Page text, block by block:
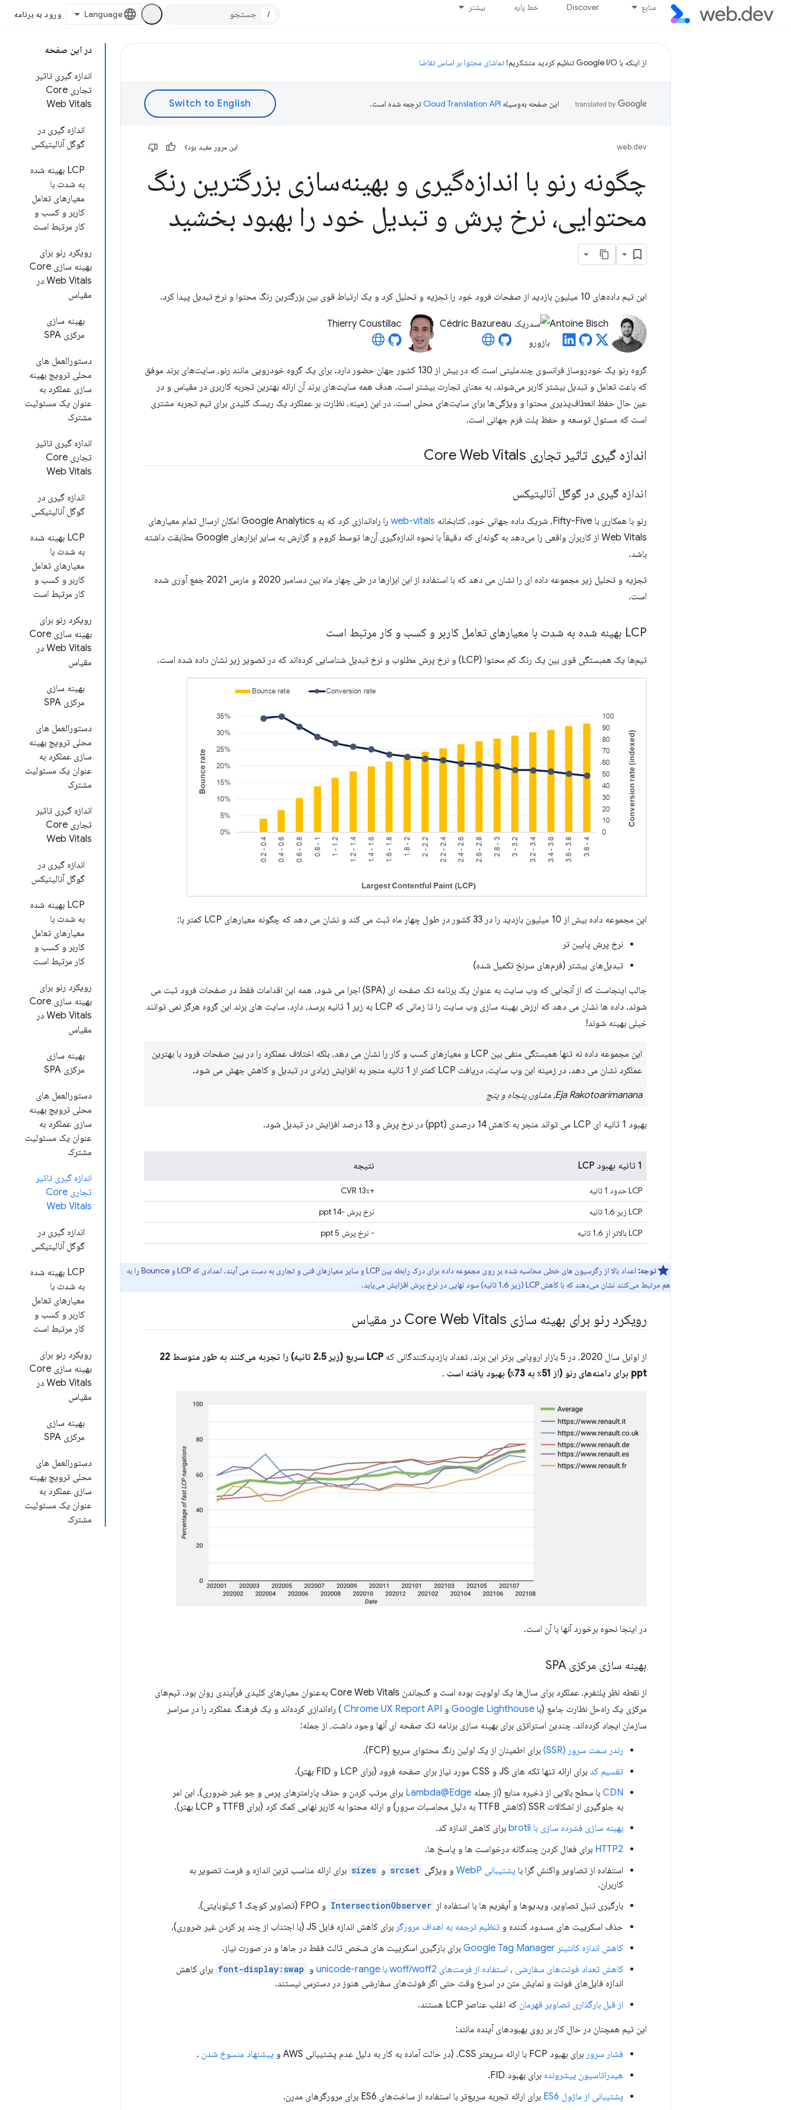
منابع Discover خط پایه بیشتر
/ ورود به برنامه
در این صفحه
اندازه گیری تاثیر
تجاری Core
Web Vitals
اندازه گیری در
گوگل آنالیتیکس
LCP بهینه شده
به شدت با
معیارهای تعامل
کاربر و کسب و
کار مرتبط است
رویکرد رنو برای
بهینه سازی Core
Web Vitals در
مقیاس
بهینه سازی
مرکزی SPA
دستورالعمل های
محلی ترویج بهینه
سازی عملکرد به
عنوان یک مسئولیت
مشترک
اندازه گیری تاثیر
تجاری Core
Web Vitals
اندازه گیری در
گوگل آنالیتیکس
LCP بهینه شده
به شدت با
معیارهای تعامل
کاربر و کسب و
کار مرتبط است
رویکرد رنو برای
بهینه سازی Core
Web Vitals در
مقیاس
بهینه سازی
مرکزی SPA
دستورالعمل های
محلی ترویج بهینه
سازی عملکرد به
عنوان یک مسئولیت
مشترک
اندازه گیری تاثیر
تجاری Core
Web Vitals
اندازه گیری در
گوگل آنالیتیکس
LCP بهینه شده
به شدت با
معیارهای تعامل
کاربر و کسب و
کار مرتبط است
رویکرد رنو برای
بهینه سازی Core
Web Vitals در
مقیاس
بهینه سازی
مرکزی SPA
دستورالعمل های
محلی ترویج بهینه
سازی عملکرد به
عنوان یک مسئولیت
مشترک
اندازه گیری تاثیر
تجاری Core
Web Vitals
اندازه گیری در
گوگل آنالیتیکس
LCP بهینه شده
به شدت با
معیارهای تعامل
کاربر و کسب و
کار مرتبط است
رویکرد رنو برای
بهینه سازی Core
Web Vitals در
مقیاس
بهینه سازی
مرکزی SPA
دستورالعمل های
محلی ترویج بهینه
سازی عملکرد به
عنوان یک مسئولیت
مشترک
از اینکه با Google I/O تنظیم کردید متشکریم! تماشای محتوا بر اساس تقاضا
این صفحه به‌وسیله ترجمه شده است.
web.dev این مرور مفید بود؟
چگونه رنو با اندازه‌گیری و بهینه‌سازی بزرگترین رنگ
محتوایی، نرخ پرش و تبدیل خود را بهبود بخشید
این تیم داده‌های 10 میلیون بازدید از صفحات فرود خود را تجزیه و تحلیل کرد و یک ارتباط قوی بین بزرگترین رنگ محتوا و نرخ تبدیل پیدا کرد.
Antoine Bisch
Cédric Bazureau
Thierry Coustillac
گروه رنو یک خودروساز فرانسوی چندملیتی است که در بیش از 130 کشور جهان حضور دارد. برای یک گروه خودرویی مانند رنو، سایت‌های برند موفق
که باعث تعامل و تبدیل بیشتر کاربر می‌شوند، به معنای تجارت بیشتر است. هدف همه سایت‌های برند آن ارائه بهترین تجربه کاربری در مقیاس و در
عین حال حفظ انعطاف‌پذیری محتوا و ویژگی‌ها برای سایت‌های محلی است. در این زمینه، نظارت بر عملکرد یک ریسک کلیدی برای تیم تجربه مشتری
است که مسئول توسعه و حفظ پلت فرم جهانی است.
اندازه گیری تاثیر تجاری Core Web Vitals
اندازه گیری در گوگل آنالیتیکس
رنو با همکاری با Fifty-Five، شریک داده جهانی خود، کتابخانه web-vitals
را راه‌اندازی کرد که به Google Analytics امکان ارسال تمام معیارهای
Web Vitals از کاربران واقعی را می‌دهد به گونه‌ای که دقیقاً با نحوه اندازه‌گیری آن‌ها توسط کروم و گزارش به سایر ابزارهای Google مطابقت داشته
باشد.
تجزیه و تحلیل زیر مجموعه داده ای را نشان می دهد که با استفاده از این ابزارها در طی چهار ماه بین دسامبر 2020 و مارس 2021 جمع آوری شده
است.
LCP بهینه شده به شدت با معیارهای تعامل کاربر و کسب و کار مرتبط است
تیم‌ها یک همبستگی قوی بین یک رنگ کم محتوا (LCP) و نرخ پرش مطلوب و نرخ تبدیل شناسایی کرده‌اند که در تصویر زیر نشان داده شده است.
این مجموعه داده بیش از 10 میلیون بازدید را در 33 کشور در طول چهار ماه ثبت می کند و نشان می دهد که چگونه معیارهای LCP کمتر با:
نرخ پرش پایین تر
تبدیل‌های بیشتر (فرم‌های سرنخ تکمیل شده)
جالب اینجاست که از آنجایی که وب سایت به عنوان یک برنامه تک صفحه ای (SPA) اجرا می شود، همه این اقدامات فقط در صفحات فرود ثبت می
شوند. داده ها نشان می دهد که ارزش بهینه سازی وب سایت را تا زمانی که LCP به زیر 1 ثانیه برسد، دارد. سایت های برند این گروه هرگز نمی توانند
خیلی بهینه شوند!
این مجموعه داده نه تنها همبستگی منفی بین LCP و معیارهای کسب و کار را نشان می دهد، بلکه اختلاف عملکرد را در بین صفحات فرود با بهترین
عملکرد نشان می دهد. در زمینه این وب سایت، دریافت LCP کمتر از 1 ثانیه منجر به افزایش زیادی در تبدیل و کاهش جهش می شود.
Eja Rakotoarimanana، مشاور، پنجاه و پنج
بهبود 1 ثانیه ای LCP می تواند منجر به کاهش 14 درصدی (ppt) در نرخ پرش و 13 درصد افزایش در تبدیل شود.
1 ثانیه بهبود LCP نتیجه
LCP حدود 1 ثانیه
+13٪ CVR
LCP زیر 1.6 ثانیه
نرخ پرش -14 ppt
LCP بالاتر از 1.6 ثانیه
- نرخ پرش 5 ppt
توجه:
اعداد بالا از رگرسیون های خطی محاسبه شده بر روی مجموعه داده برای درک رابطه بین LCP و سایر معیارهای فنی و تجاری به دست می آیند. اعدادی که LCP و Bounce را به
هم مرتبط می‌کنند نشان می‌دهند که با کاهش LCP (زیر 1.6 ثانیه) سود نهایی در نرخ پرش افزایش می‌یابد.
رویکرد رنو برای بهینه سازی Core Web Vitals در مقیاس
از اوایل سال 2020، در 5 بازار اروپایی برتر این برند، تعداد بازدیدکنندگانی که
LCP سریع (زیر 2.5 ثانیه) را تجربه می‌کنند به طور متوسط ​​22
ppt برای دامنه‌های رنو (از 51٪ به 73٪) بهبود یافته است
.
در اینجا نحوه برخورد آنها با آن است.
بهینه سازی مرکزی SPA
از نقطه نظر پلتفرم، عملکرد برای سال‌ها یک اولویت بوده است و گنجاندن Core Web Vitals به‌عنوان معیارهای کلیدی فرآیندی روان بود. تیم‌های
مرکزی یک راه‌حل نظارت جامع (با Google Lighthouse و Chrome UX Report API ) راه‌اندازی کرده‌اند و یک فرهنگ عملکرد را در سراسر
سازمان ایجاد کرده‌اند. چندین استراتژی برای بهینه سازی برنامه تک صفحه ای آنها وجود داشت، از جمله:
رندر سمت سرور (SSR)
برای اطمینان از یک اولین رنگ محتوای سریع (FCP).
تقسیم کد برای ارائه تنها تکه های JS و CSS مورد نیاز برای صفحه فرود (برای LCP و FID بهتر).
CDN با سطح بالایی از ذخیره منابع (از جمله Lambda@Edge برای مرتب کردن و حذف پارامترهای پرس و جو غیر ضروری). این امر
به جلوگیری از اشکالات SSR (کاهش TTFB به دلیل محاسبات سرور) و ارائه محتوا به کاربر نهایی کمک کرد (برای TTFB و LCP بهتر).
بهینه سازی فشرده سازی با brotli
برای کاهش اندازه کد.
HTTP2 برای فعال کردن چندگانه درخواست ها و پاسخ ها.
استفاده از تصاویر واکنش گرا با پشتیبانی WebP و ویژگی srcset و sizes برای ارائه مناسب ترین اندازه و فرمت تصویر به
کاربران.
بارگیری تنبل تصاویر، ویدیوها و آیفریم ها با استفاده از IntersectionObserver و FPO (تصاویر کوچک 1 کیلوبایتی).
حذف اسکریپت های مسدود کننده و تنظیم ترجمه به اهداف مرورگر برای کاهش اندازه فایل JS (با اجتناب از چند پر کردن غیر ضروری).
کاهش اندازه کانتینر Google Tag Manager
برای بارگیری اسکریپت های شخص ثالث فقط در جاها و در صورت نیاز.
کاهش تعداد فونت‌های سفارشی ، استفاده از فرمت‌های woff/woff2 با unicode-range و font-display:swap برای کاهش
اندازه فایل‌های فونت و نمایش متن در اسرع وقت حتی اگر فونت‌های سفارشی هنوز در دسترس نیستند.
از قبل بارگذاری تصاویر قهرمان که اغلب عناصر LCP هستند.
این تیم همچنان در حال کار بر روی بهبودهای آینده مانند:
فشار سرور برای بهبود FCP با ارائه سریعتر CSS. (در حالت آماده به کار به دلیل عدم پشتیبانی AWS و پیشنهاد منسوخ شدن .
هیدراتاسیون پیشرونده برای بهبود FID.
پشتیبانی از ماژول ES6
برای ارائه تجربه سریع‌تر با استفاده از ساخت‌های ES6 برای مرورگرهای مدرن.